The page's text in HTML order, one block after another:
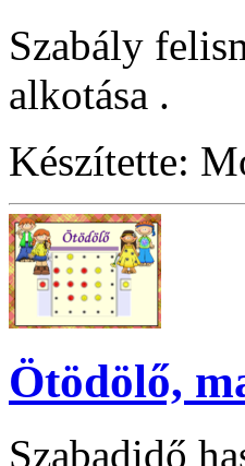
Szabály
alkotása .
Készítette:
Ötödölő,
Szabadidő